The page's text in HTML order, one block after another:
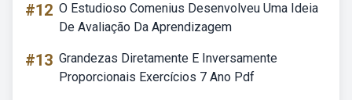
#12 O Estudioso Comenius Desenvolveu Uma Ideia
De Avaliação Da Aprendizagem
#13 Grandezas Diretamente E Inversamente
Proporcionais Exercícios 7 Ano Pdf